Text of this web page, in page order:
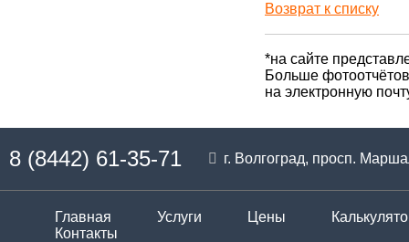
Возврат к списку
*на сайте
Больше
на электронную
8 (8442) 61-35-71 г. Волгоград, просп.
Главная Услуги Цены
Контакты